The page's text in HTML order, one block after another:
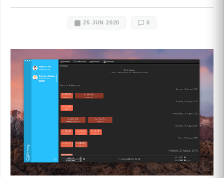
25 JUN 2020 0